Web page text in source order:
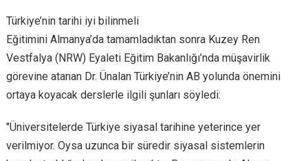
Türkiye’nin tarihi iyi bilinmeli
Eğitimini Almanya’da tamamladıktan sonra Kuzey Ren
Vestfalya (NRW) Eyaleti Eğitim Bakanlığı’nda müşavirlik
görevine atanan Dr. Ünalan Türkiye’nin AB yolunda önemini
ortaya koyacak derslerle ilgili şunları söyledi:
"Üniversitelerde Türkiye siyasal tarihine yeterince yer
verilmiyor. Oysa uzunca bir süredir siyasal sistemlerin